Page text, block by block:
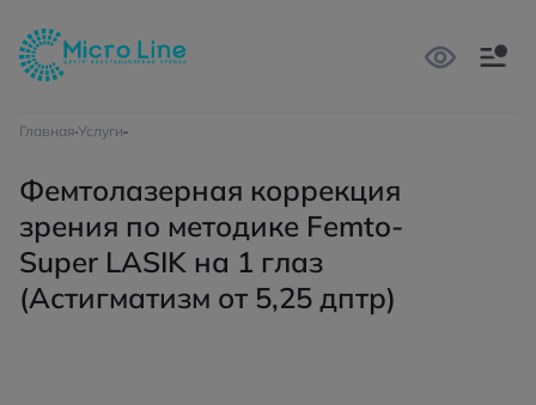
Главная Услуги
Фемтолазерная коррекция
зрения по методике Femto-
Super LASIK на 1 глаз
(Астигматизм от 5,25 дптр)